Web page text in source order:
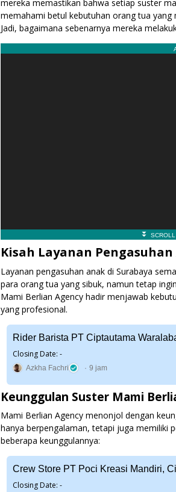
mereka memastikan bahwa setiap suster
memahami betul kebutuhan orang tua yang
Jadi, bagaimana sebenarnya mereka
Kisah Layanan
Layanan pengasuhan anak di Surabaya
para orang tua yang sibuk, namun tetap
Mami Berlian Agency hadir menjawab
yang profesional.
Rider Barista PT Ciptautama
Closing Date: -
Azkha Fachri 9 jam
Keunggulan Suster Mami
Mami Berlian Agency menonjol dengan
hanya berpengalaman, tetapi juga memiliki
beberapa keunggulannya:
Crew Store PT Poci Kreasi Mandiri,
Closing Date: -